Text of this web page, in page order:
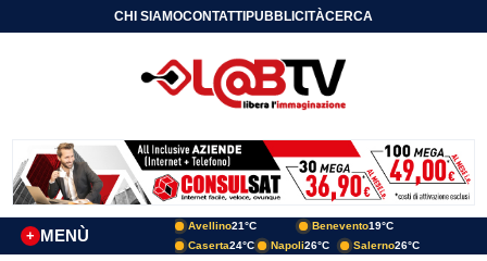
CHI SIAMOCONTATTIPUBBLICITÀCERCA
MENÙ
+
Avellino21°C Benevento19°C
Caserta24°C Napoli26°C Salerno26°C